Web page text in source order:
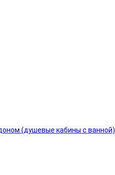
(душевые кабины с ванной)